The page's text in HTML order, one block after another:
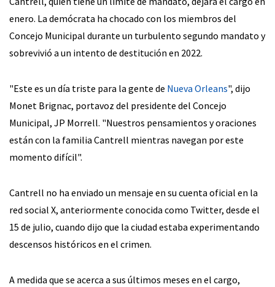
enero. La demócrata ha chocado con los miembros del
Concejo Municipal durante un turbulento segundo mandato y
sobrevivió a un intento de destitución en 2022.
"Este es un día triste para la gente de Nueva Orleans", dijo
Monet Brignac, portavoz del presidente del Concejo
Municipal, JP Morrell. "Nuestros pensamientos y oraciones
están con la familia Cantrell mientras navegan por este
momento difícil".
Cantrell no ha enviado un mensaje en su cuenta oficial en la
red social X, anteriormente conocida como Twitter, desde el
15 de julio, cuando dijo que la ciudad estaba experimentando
descensos históricos en el crimen.
A medida que se acerca a sus últimos meses en el cargo,